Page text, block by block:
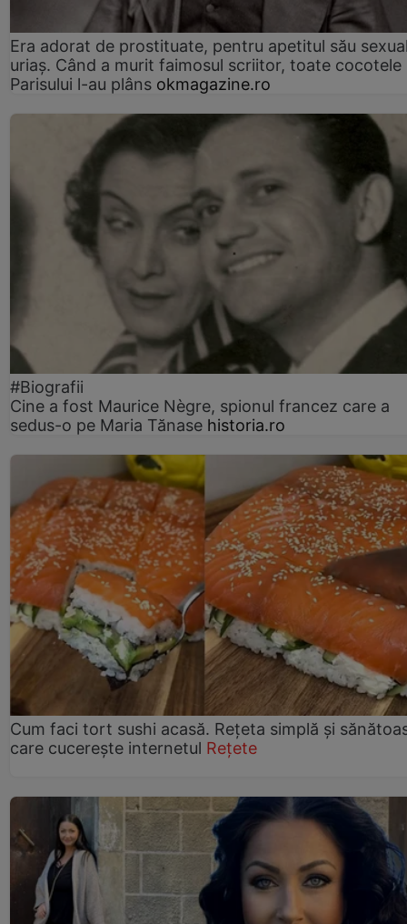
Era adorat de prostituate, pentru apetitul său
uriaș. Când a murit faimosul scriitor, toate cocotele
Parisului l-au plâns okmagazine.ro
#Biografii
Cine a fost Maurice Nègre, spionul francez care a
sedus-o pe Maria Tănase historia.ro
Cum faci tort sushi acasă. Rețeta simplă și
care cucerește internetul Rețete